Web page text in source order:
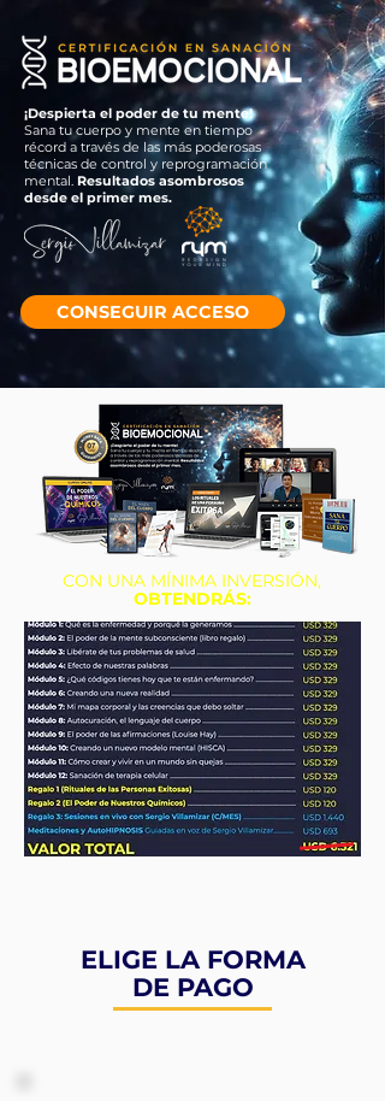
¡Despierta el poder de tu mente!
Sana tu cuerpo y mente en tiempo
récord a través de las más poderosas
técnicas de control y reprogramación
mental. Resultados asombrosos
desde el primer mes.
CONSEGUIR ACCESO
CON UNA MÍNIMA INVERSIÓN,
OBTENDRÁS:
ELIGE LA FORMA
DE PAGO